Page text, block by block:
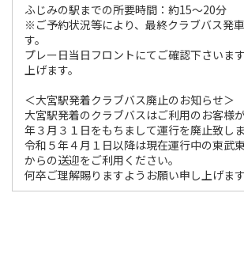
ふじみの駅までの所要時間：約15～20分
※ご予約状況等により、最終クラブバス発
す。
プレー日当日フロントにてご確認下さいま
上げます。
＜大宮駅発着クラブバス廃止のお知らせ＞
大宮駅発着のクラブバスはご利用のお客様
年３月３１日をもちまして運行を廃止致しま
令和５年４月１日以降は現在運行中の東武
からの送迎をご利用ください。
何卒ご理解賜りますようお願い申し上げます